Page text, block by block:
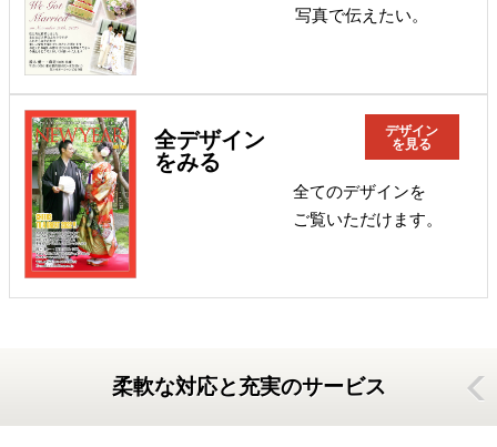
写真で伝えたい。
全デザイン
をみる
デザイン
を見る
全てのデザインを
ご覧いただけます。
柔軟な対応と充実のサービス